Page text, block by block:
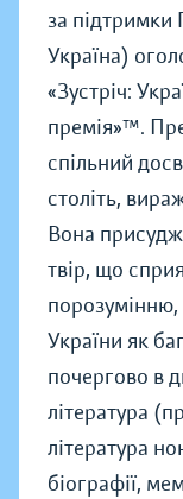
за підтримки
Україна)
«Зустріч:
премія»™.
спільний
століть,
Вона
твір, що
порозумінню,
України як
почергово в
література
література
біографії,